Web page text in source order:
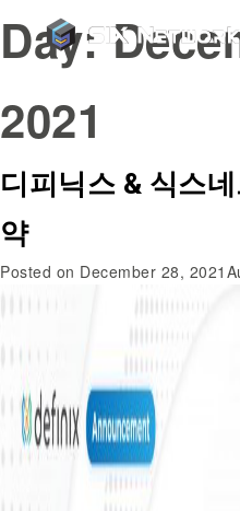
Day:
2021
디피닉스 & 식스
약
Posted on December 28, 2021